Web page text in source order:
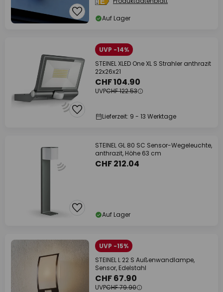
Auf Lager
UVP -14%
STEINEL XLED One XL S Strahler anthrazit
22x26x21
CHF 104.90
UVPCHF 122.53
Lieferzeit: 9 - 13 Werktage
STEINEL GL 80 SC Sensor-Wegeleuchte,
anthrazit, Höhe 63 cm
CHF 212.04
Auf Lager
UVP -15%
STEINEL L 22 S Außenwandlampe,
Sensor, Edelstahl
CHF 67.90
UVPCHF 79.90